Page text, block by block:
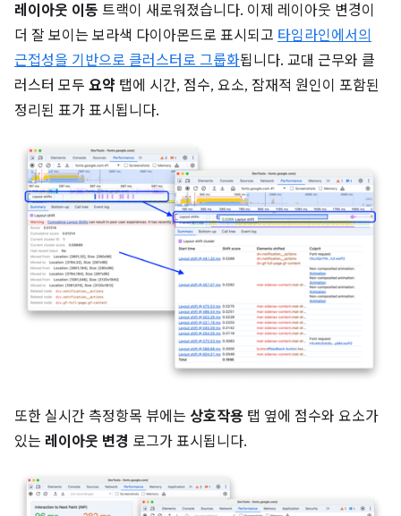
레이아웃 이동 트랙이 새로워졌습니다. 이제 레이아웃 변경이
더 잘 보이는 보라색 다이아몬드로 표시되고 타임라인에서의
근접성을 기반으로 클러스터로 그룹화됩니다. 교대 근무와 클
러스터 모두 요약 탭에 시간, 점수, 요소, 잠재적 원인이 포함된
정리된 표가 표시됩니다.
또한 실시간 측정항목 뷰에는 상호작용 탭 옆에 점수와 요소가
있는 레이아웃 변경 로그가 표시됩니다.